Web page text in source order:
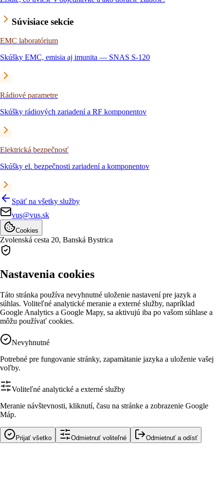
Súvisiace sekcie
EMC laboratórium
Skúšky EMC, emisia aj imunita — SNAS S-120
Rádiové parametre
Skúšky rádiových zariadení a RF komponentov
Elektrická bezpečnosť
Skúšky el. bezpečnosti zariadení a komponentov
Späť na všetky služby
vus@vus.sk
Cookies
Zvolenská cesta 20, Banská Bystrica
Nastavenia cookies
Táto stránka používa nevyhnutné uloženie nastavení pre jazyk a
súhlas. Voliteľné analytické meranie a externé služby, napríklad
Google Analytics a Google Mapy, sa aktivujú iba po vašom súhlase a
môžu používať cookies.
Nevyhnutné
Potrebné pre fungovanie stránky, zapamätanie jazyka a uloženie vašej
voľby.
Voliteľné analytické a externé služby
Meranie návštevnosti, kliknutí, času na stránke a zobrazenie Google
Máp.
Prijať všetko Odmietnuť voliteľné Odmietnuť a odísť